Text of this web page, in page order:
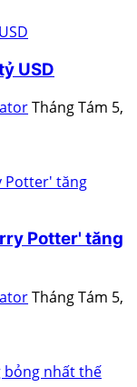
USD
Tháng Tám 5,
Potter' tăng
Tháng Tám 5,